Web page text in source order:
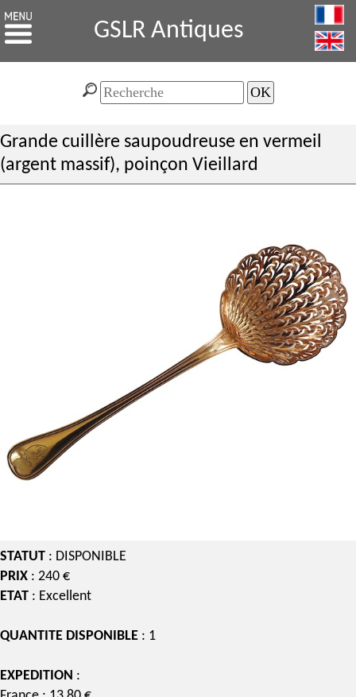
GSLR Antiques
Grande cuillère saupoudreuse en vermeil
(argent massif), poinçon Vieillard
STATUT : DISPONIBLE
PRIX : 240 €
ETAT : Excellent
QUANTITE DISPONIBLE : 1
EXPEDITION :